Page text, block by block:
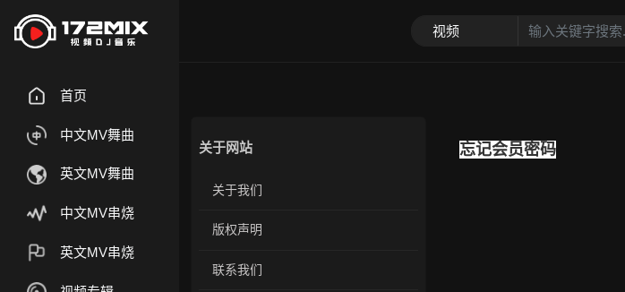
首页
中文MV舞曲
英文MV舞曲
中文MV串烧
英文MV串烧
关于网站
关于我们
版权声明
联系我们
忘记会员密码